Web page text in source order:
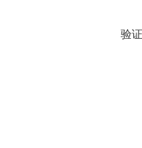
验